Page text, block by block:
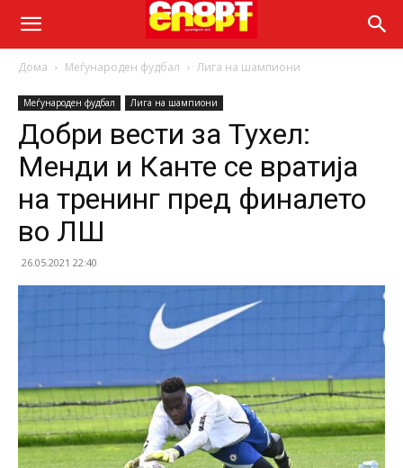
Дома Меѓународен фудбал Лига на шампиони
Меѓународен фудбал Лига на шампиони
Добри вести за Тухел:
Менди и Канте се вратија
на тренинг пред финалето
во ЛШ
26.05.2021 22:40